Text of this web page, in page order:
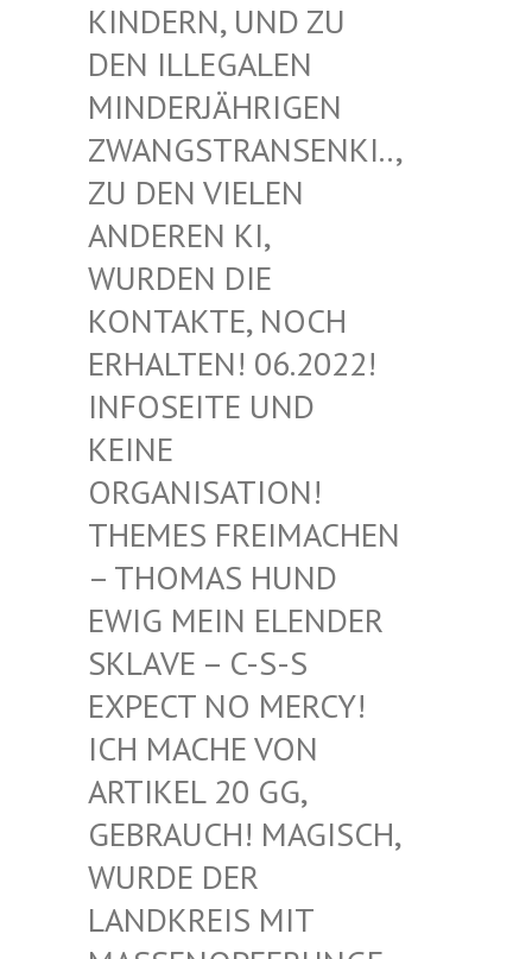
INDERN, UND ZU D
EN ILLEGALEN M
INDERJÄHRIGEN Z
WANGSTRANSENKI.., Z
U DEN VIELEN A
NDEREN KI, W
URDEN DIE K
ONTAKTE, NOCH E
RHALTEN! 06.2022! I
NFOSEITE UND K
EINE O
RGANISATION! T
HEMES FREIMACHEN –
THOMAS HUND E
WIG MEIN ELENDER S
KLAVE – C-S-S E
XPECT NO MERCY! I
CH MACHE VON A
RTIKEL 20 GG, G
EBRAUCH! MAGISCH, W
URDE DER L
ANDKREIS MIT M